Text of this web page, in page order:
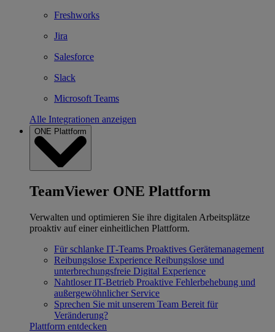
Freshworks
Jira
Salesforce
Slack
Microsoft Teams
Alle Integrationen anzeigen
ONE Plattform
TeamViewer ONE Plattform
Verwalten und optimieren Sie ihre digitalen Arbeitsplätze
proaktiv auf einer einheitlichen Plattform.
Für schlanke IT‐Teams Proaktives Gerätemanagement
Reibungslose Experience Reibungslose und
unterbrechungsfreie Digital Experience
Nahtloser IT-Betrieb Proaktive Fehlerbehebung und
außergewöhnlicher Service
Sprechen Sie mit unserem Team Bereit für
Veränderung?
Plattform entdecken